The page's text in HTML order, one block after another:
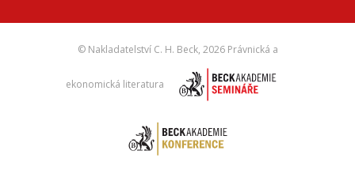
© Nakladatelství C. H. Beck, 2026 Právnická a
ekonomická literatura